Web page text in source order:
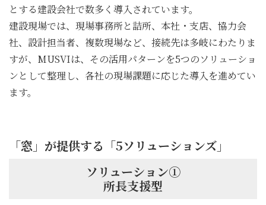
とする建設会社で数多く導入されています。
建設現場では、現場事務所と詰所、本社・支店、協力会
社、設計担当者、複数現場など、接続先は多岐にわたりま
すが、MUSVIは、その活用パターンを5つのソリューショ
ンとして整理し、各社の現場課題に応じた導入を進めてい
ます。
「窓」が提供する「5ソリューションズ」
ソリューション①
所長支援型